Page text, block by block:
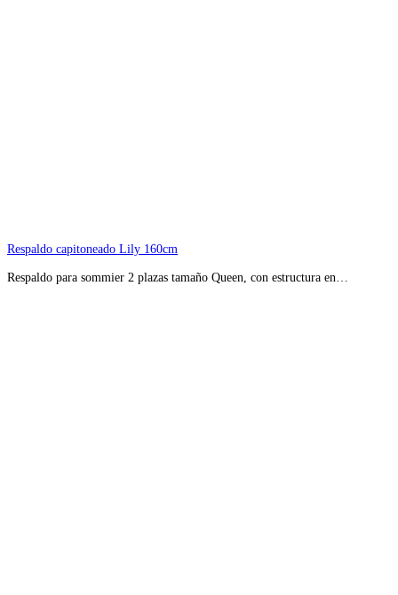
Respaldo capitoneado Lily 160cm
Respaldo para sommier 2 plazas tamaño Queen, con estructura en…